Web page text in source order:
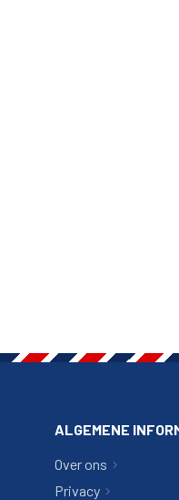
ALGEMENE
Over ons
Privacy